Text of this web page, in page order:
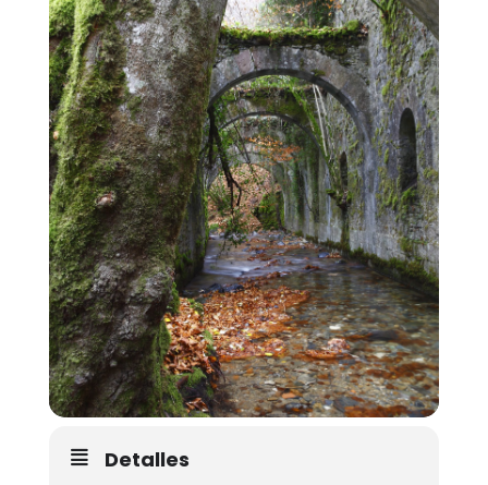
Detalles